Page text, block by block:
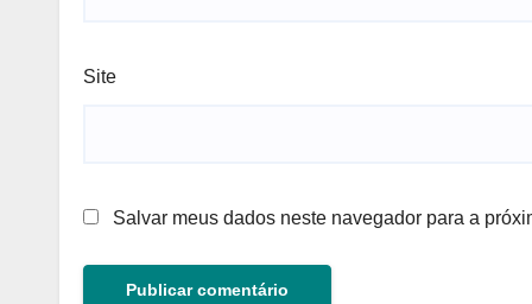
Site
Salvar meus dados neste navegador para a